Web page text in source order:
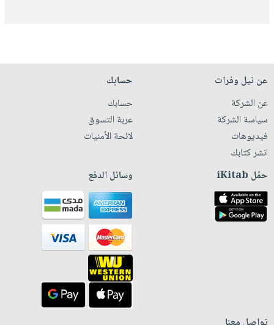
عن نيل وفرات
عن الشركة
سياسة الشركة
فيديوهات
انشر كتابك
حسابك
حسابك
عربة التسوق
لائحة الأمنيات
حمّل iKitab وسائل الدفع